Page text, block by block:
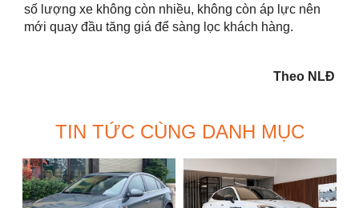
số lượng xe không còn nhiều, không còn áp lực nên
mới quay đầu tăng giá để sàng lọc khách hàng.
Theo NLĐ
TIN TỨC CÙNG DANH MỤC